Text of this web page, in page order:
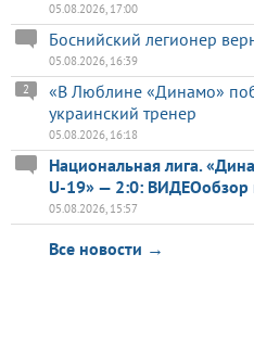
05.08.2026, 17:00
Боснийский легионер
05.08.2026, 16:39
«В Люблине «Динамо»
украинский тренер
2
05.08.2026, 16:18
Национальная лига.
U-19» — 2:0: ВИДЕОобзор
05.08.2026, 15:57
Все новости →